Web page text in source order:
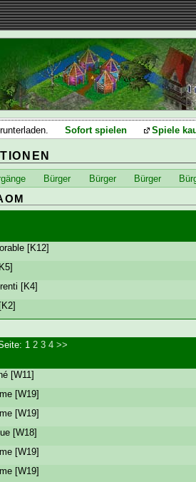
Sofort spielen Spiele
Bürger Bürger Bürger
[K12]
[K4]
1 2 3 4 >>
[W11]
[W19]
[W19]
[W18]
[W19]
[W19]